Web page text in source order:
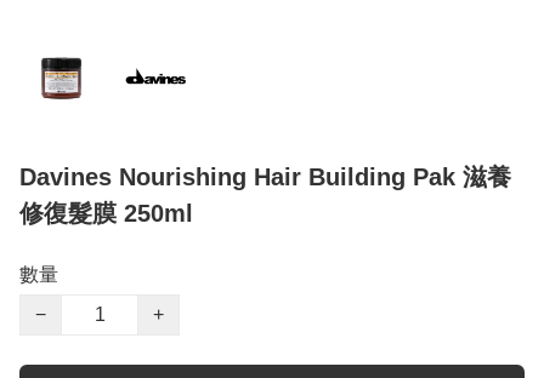
Davines Nourishing Hair Building Pak 滋養
修復髮膜 250ml
數量
−
+